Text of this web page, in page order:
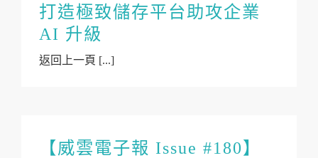
打造極致儲存平台助攻企業
AI 升級
返回上一頁 [...]
【威雲電子報 Issue #180】